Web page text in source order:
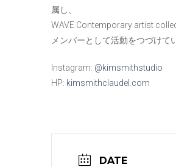
属し、
WAVE Contemporary artist
メンバーとして活動をつづけて
Instagram: @kimsmithstudio
HP: kimsmithclaudel.com
DATE